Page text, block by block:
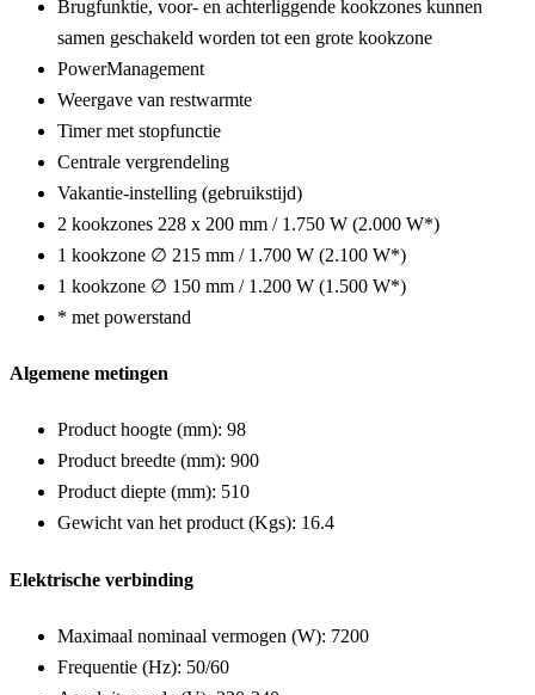
Brugfunktie, voor- en achterliggende kookzones kunnen
samen geschakeld worden tot een grote kookzone
PowerManagement
Weergave van restwarmte
Timer met stopfunctie
Centrale vergrendeling
Vakantie-instelling (gebruikstijd)
2 kookzones 228 x 200 mm / 1.750 W (2.000 W*)
1 kookzone ∅ 215 mm / 1.700 W (2.100 W*)
1 kookzone ∅ 150 mm / 1.200 W (1.500 W*)
* met powerstand
Algemene metingen
Product hoogte (mm): 98
Product breedte (mm): 900
Product diepte (mm): 510
Gewicht van het product (Kgs): 16.4
Elektrische verbinding
Maximaal nominaal vermogen (W): 7200
Frequentie (Hz): 50/60